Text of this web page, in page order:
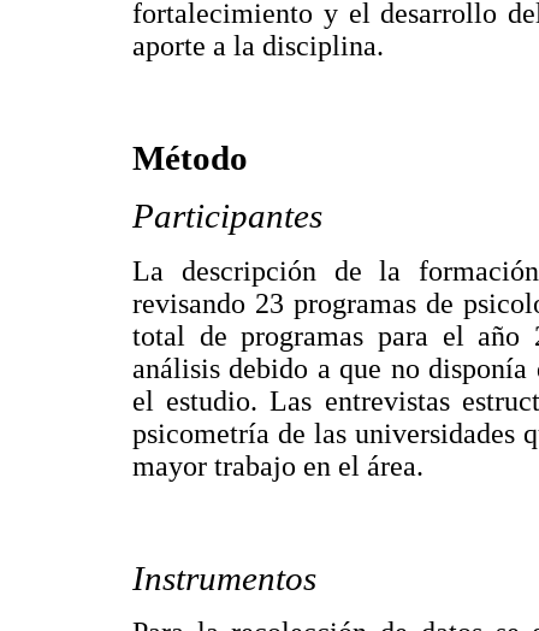
fortalecimiento y el desarrollo
aporte a la disciplina.
Método
Participantes
La descripción de la
revisando 23 programas de
total de programas para el
análisis debido a que no
el estudio. Las entrevistas
psicometría de las universidades
mayor trabajo en el área.
Instrumentos